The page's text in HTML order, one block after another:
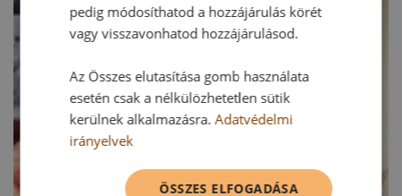
pedig módosíthatod a hozzájárulás körét
vagy visszavonhatod hozzájárulásod.
Az Összes elutasítása gomb használata
esetén csak a nélkülözhetetlen sütik
kerülnek alkalmazásra.Adatvédelmi
irányelvek
ÖSSZES ELFOGADÁSA